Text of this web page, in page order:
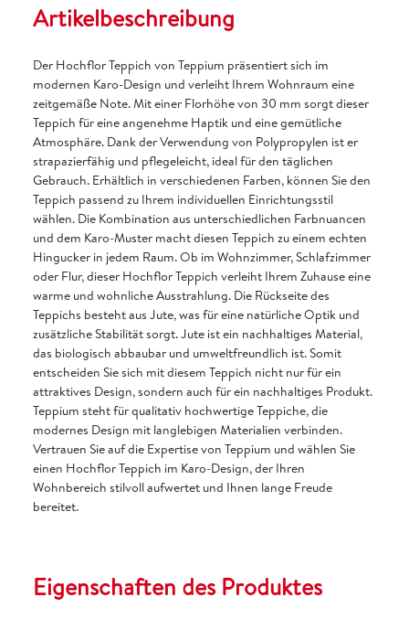
Artikelbeschreibung
Der Hochflor Teppich von Teppium präsentiert sich im
modernen Karo-Design und verleiht Ihrem Wohnraum eine
zeitgemäße Note. Mit einer Florhöhe von 30 mm sorgt dieser
Teppich für eine angenehme Haptik und eine gemütliche
Atmosphäre. Dank der Verwendung von Polypropylen ist er
strapazierfähig und pflegeleicht, ideal für den täglichen
Gebrauch. Erhältlich in verschiedenen Farben, können Sie den
Teppich passend zu Ihrem individuellen Einrichtungsstil
wählen. Die Kombination aus unterschiedlichen Farbnuancen
und dem Karo-Muster macht diesen Teppich zu einem echten
Hingucker in jedem Raum. Ob im Wohnzimmer, Schlafzimmer
oder Flur, dieser Hochflor Teppich verleiht Ihrem Zuhause eine
warme und wohnliche Ausstrahlung. Die Rückseite des
Teppichs besteht aus Jute, was für eine natürliche Optik und
zusätzliche Stabilität sorgt. Jute ist ein nachhaltiges Material,
das biologisch abbaubar und umweltfreundlich ist. Somit
entscheiden Sie sich mit diesem Teppich nicht nur für ein
attraktives Design, sondern auch für ein nachhaltiges Produkt.
Teppium steht für qualitativ hochwertige Teppiche, die
modernes Design mit langlebigen Materialien verbinden.
Vertrauen Sie auf die Expertise von Teppium und wählen Sie
einen Hochflor Teppich im Karo-Design, der Ihren
Wohnbereich stilvoll aufwertet und Ihnen lange Freude
bereitet.
Eigenschaften des Produktes